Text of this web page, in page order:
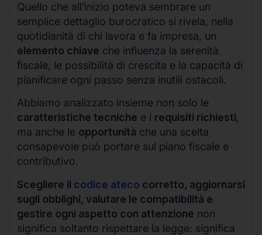
Quello che all’inizio poteva sembrare un
semplice dettaglio burocratico si rivela, nella
quotidianità di chi lavora e fa impresa, un
elemento chiave che influenza la serenità
fiscale, le possibilità di crescita e la capacità di
pianificare ogni passo senza inutili ostacoli.
Abbiamo analizzato insieme non solo le
caratteristiche tecniche e i requisiti richiesti,
ma anche le opportunità che una scelta
consapevole può portare sul piano fiscale e
contributivo.
Scegliere il codice ateco corretto, aggiornarsi
sugli obblighi, valutare le compatibilità e
gestire ogni aspetto con attenzione non
significa soltanto rispettare la legge: significa